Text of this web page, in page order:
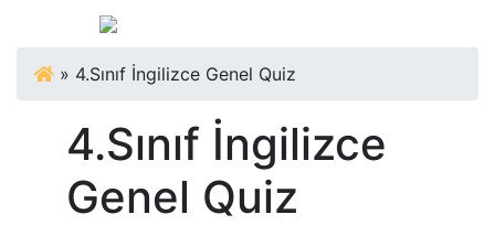
» 4.Sınıf İngilizce Genel Quiz
4.Sınıf İngilizce
Genel Quiz